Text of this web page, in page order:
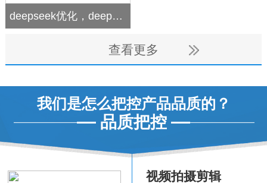
deepseek优化，deepseek优化公司
查看更多
我们是怎么把控产品品质的？
品质把控
视频拍摄剪辑